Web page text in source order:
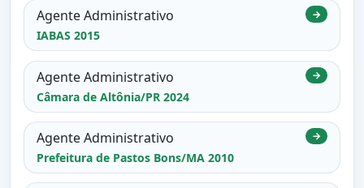
Agente Administrativo
IABAS 2015
→
Agente Administrativo
Câmara de Altônia/PR 2024
→
Agente Administrativo
Prefeitura de Pastos Bons/MA 2010
→